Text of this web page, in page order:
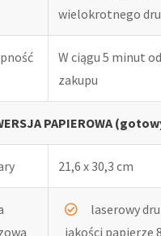
wielokrotnego
W ciągu 5 minut
zakupu
PAPIEROWA
21,6 x 30,3 cm
laserowy
jakości papierze